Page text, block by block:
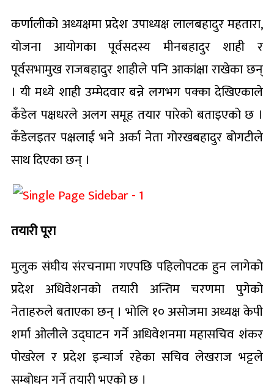
कर्णालीको अध्यक्षमा प्रदेश उपाध्यक्ष लालबहादुर महतारा,
योजना आयोगका पूर्वसदस्य मीनबहादुर शाही र
पूर्वसभामुख राजबहादुर शाहीले पनि आकांक्षा राखेका छन्
। यी मध्ये शाही उम्मेदवार बन्ने लगभग पक्का देखिएकाले
कँडेल पक्षधरले अलग समूह तयार पारेको बताइएको छ ।
कँडेलइतर पक्षलाई भने अर्का नेता गोरखबहादुर बोगटीले
साथ दिएका छन् ।
तयारी पूरा
मुलुक संघीय संरचनामा गएपछि पहिलोपटक हुन लागेको
प्रदेश अधिवेशनको तयारी अन्तिम चरणमा पुगेको
नेताहरुले बताएका छन् । भोलि १० असोजमा अध्यक्ष केपी
शर्मा ओलीले उद्घाटन गर्ने अधिवेशनमा महासचिव शंकर
पोखरेल र प्रदेश इन्चार्ज रहेका सचिव लेखराज भट्टले
सम्बोधन गर्ने तयारी भएको छ ।